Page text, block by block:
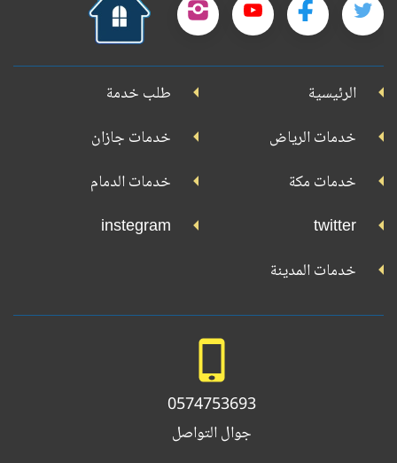
تابعنا
تويتر
تابعنا
تابعنا
تابعنا
إنستجرام
جوجل
الرئيسية
طلب خدمة
خدمات الرياض
خدمات جازان
خدمات مكة
خدمات الدمام
twitter
instegram
خدمات المدينة
0574753693
جوال التواصل